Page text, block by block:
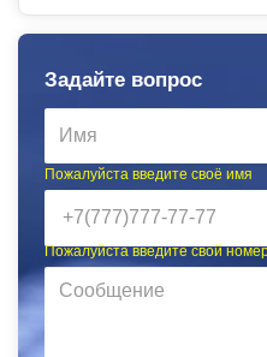
Задайте вопрос
Пожалуйста введите своё имя
Пожалуйста введите свой